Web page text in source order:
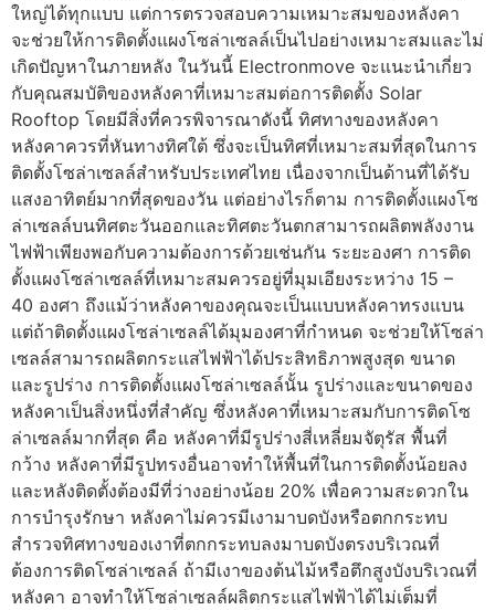
ใหญ่ได้ทุกแบบ แต่การตรวจสอบความเหมาะสมของหลังคา
จะช่วยให้การติดตั้งแผงโซล่าเซลล์เป็นไปอย่างเหมาะสมและไม่
เกิดปัญหาในภายหลัง ในวันนี้ Electronmove จะแนะนำเกี่ยว
กับคุณสมบัติของหลังคาที่เหมาะสมต่อการติดตั้ง Solar
Rooftop โดยมีสิ่งที่ควรพิจารณาดังนี้ ทิศทางของหลังคา
หลังคาควรที่หันทางทิศใต้ ซึ่งจะเป็นทิศที่เหมาะสมที่สุดในการ
ติดตั้งโซล่าเซลล์สำหรับประเทศไทย เนื่องจากเป็นด้านที่ได้รับ
แสงอาทิตย์มากที่สุดของวัน แต่อย่างไรก็ตาม การติดตั้งแผงโซ
ล่าเซลล์บนทิศตะวันออกและทิศตะวันตกสามารถผลิตพลังงาน
ไฟฟ้าเพียงพอกับความต้องการด้วยเช่นกัน ระยะองศา การติด
ตั้งแผงโซล่าเซลล์ที่เหมาะสมควรอยู่ที่มุมเอียงระหว่าง 15 –
40 องศา ถึงแม้ว่าหลังคาของคุณจะเป็นแบบหลังคาทรงแบน
แต่ถ้าติดตั้งแผงโซล่าเซลล์ได้มุมองศาที่กำหนด จะช่วยให้โซล่า
เซลล์สามารถผลิตกระแสไฟฟ้าได้ประสิทธิภาพสูงสุด ขนาด
และรูปร่าง การติดตั้งแผงโซล่าเซลล์นั้น รูปร่างและขนาดของ
หลังคาเป็นสิ่งหนึ่งที่สำคัญ ซึ่งหลังคาที่เหมาะสมกับการติดโซ
ล่าเซลล์มากที่สุด คือ หลังคาที่มีรูปร่างสี่เหลี่ยมจัตุรัส พื้นที่
กว้าง หลังคาที่มีรูปทรงอื่นอาจทำให้พื้นที่ในการติดตั้งน้อยลง
และหลังติดตั้งต้องมีที่ว่างอย่างน้อย 20% เพื่อความสะดวกใน
การบำรุงรักษา หลังคาไม่ควรมีเงามาบดบังหรือตกกระทบ
สำรวจทิศทางของเงาที่ตกกระทบลงมาบดบังตรงบริเวณที่
ต้องการติดโซล่าเซลล์ ถ้ามีเงาของต้นไม้หรือตึกสูงบังบริเวณที่
หลังคา อาจทำให้โซล่าเซลล์ผลิตกระแสไฟฟ้าได้ไม่เต็มที่